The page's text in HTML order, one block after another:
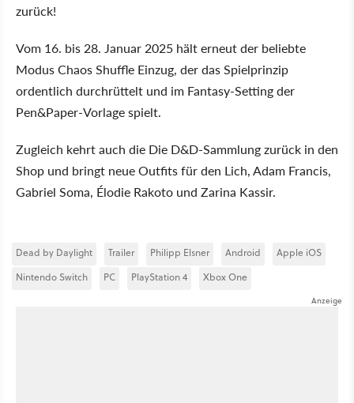
zurück!
Vom 16. bis 28. Januar 2025 hält erneut der beliebte
Modus Chaos Shuffle Einzug, der das Spielprinzip
ordentlich durchrüttelt und im Fantasy-Setting der
Pen&Paper-Vorlage spielt.
Zugleich kehrt auch die Die D&D-Sammlung zurück in den
Shop und bringt neue Outfits für den Lich, Adam Francis,
Gabriel Soma, Élodie Rakoto und Zarina Kassir.
Dead by Daylight Trailer Philipp Elsner Android
Apple iOS
Nintendo Switch
PC PlayStation 4 Xbox One